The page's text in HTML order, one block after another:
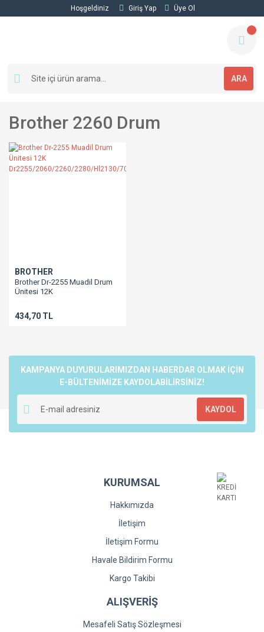
Hoşgeldiniz Giriş Yap Üye Ol
ARA
Brother 2260 Drum
BROTHER
Brother Dr-2255 Muadil Drum
Ünitesi 12K
434,70 TL
KAMPANYA DUYURULARIMIZDAN HABERDAR OLMAK İÇİN
E-BÜLTENİMİZE KAYDOLABİLİRSİNİZ!
KAYDOL
KURUMSAL
Hakkımızda
İletişim
İletişim Formu
Havale Bildirim Formu
Kargo Takibi
ALIŞVERİŞ
Mesafeli Satış Sözleşmesi